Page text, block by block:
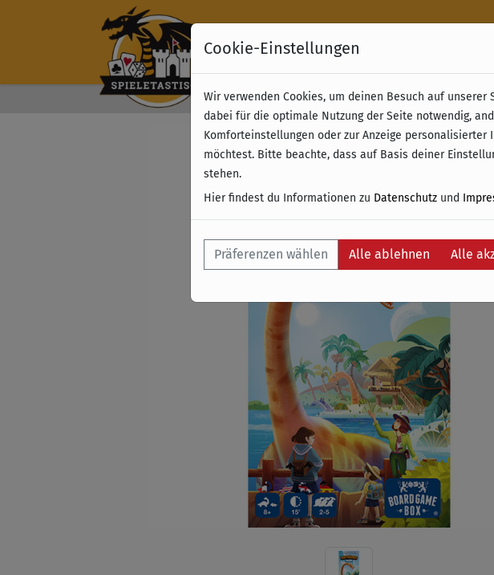
Kostenloser Versand & Retoure ab 49 €
Cookie-Einstellungen
Wir verwenden Cookies, um deinen Besuch auf
dabei für die optimale Nutzung der Seite notwendig,
Komforteinstellungen oder zur Anzeige
möchtest. Bitte beachte, dass auf Basis deiner
stehen.
Hier findest du Informationen zu Datenschutz und
Präferenzen wählen Alle ablehnen Alle